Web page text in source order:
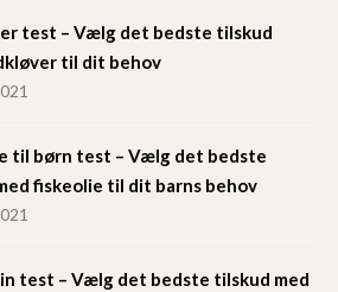
test – Vælg det bedste tilskud
til dit behov
til børn test – Vælg det bedste
fiskeolie til dit barns behov
test – Vælg det bedste tilskud med